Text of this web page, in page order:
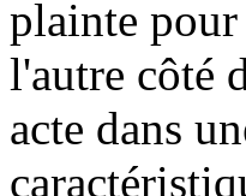
plainte
l'autre côté
acte dans